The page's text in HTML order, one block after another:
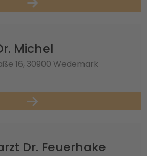
Michel
16, 30900 Wedemark
Dr. Feuerhake